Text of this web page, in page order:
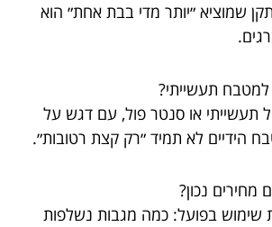
שמוציא ״יותר מדי בבת אחת״ הוא
תעשייתי?
תעשייתי או סנטר פול, עם דגש על
הידיים לא תמיד ״רק קצת רטובות״.
מחירים נכון?
שימוש בפועל: כמה מגבות נשלפות